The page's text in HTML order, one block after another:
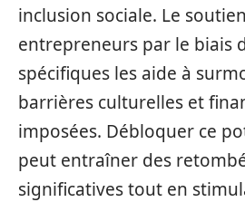
inclusion sociale. Le
entrepreneurs par le biais
spécifiques les aide à
barrières culturelles et
imposées. Débloquer ce
peut entraîner des
significatives tout en